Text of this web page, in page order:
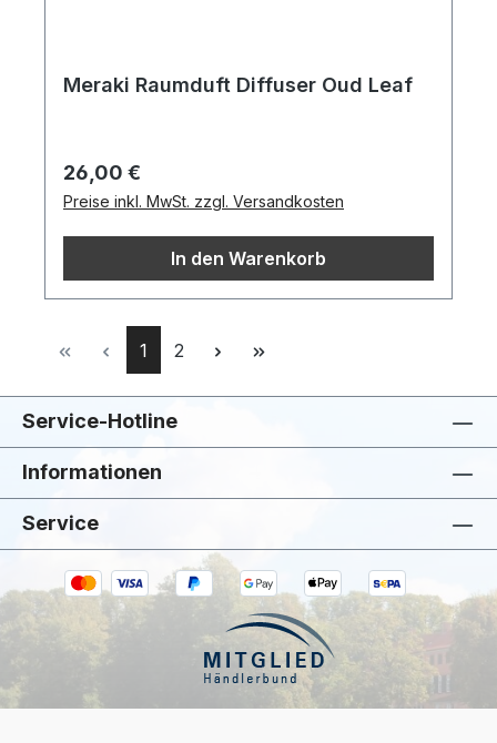
Meraki Raumduft Diffuser Oud Leaf
Regulärer Preis:
26,00 €
Preise inkl. MwSt. zzgl. Versandkosten
In den Warenkorb
Seite
1 Seite
2
Service-Hotline
Informationen
Service